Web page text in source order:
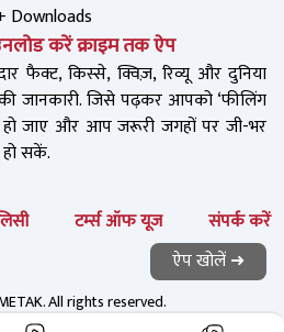
Downloads
करें क्राइम तक ऐप
फैक्ट, किस्से, क्विज़, रिव्यू और दुनिया
जानकारी. जिसे पढ़कर आपको ‘फीलिंग
हो जाए और आप जरूरी जगहों पर जी-भर
सकें.
टर्म्स ऑफ यूज संपर्क करें
All rights reserved.
ऐप खोलें ➜